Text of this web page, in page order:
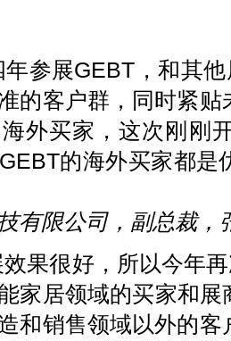
年参展GEBT，和其
的客户群，同时紧
外买家，这次刚刚
的海外买家都
有限公司，副总裁，
效果很好，所以今年
家居领域的买家和
和销售领域以外的